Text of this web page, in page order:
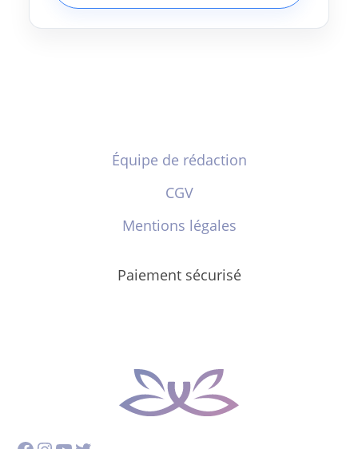
Équipe de rédaction
CGV
Mentions légales
Paiement sécurisé